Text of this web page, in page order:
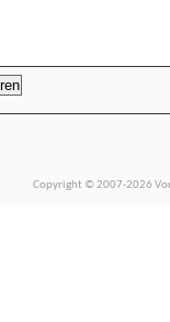
Copyright © 2007-2026